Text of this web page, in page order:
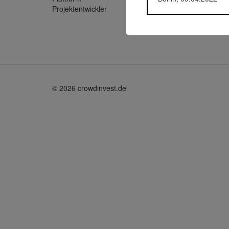
Projektentwickler
© 2026 crowdinvest.de